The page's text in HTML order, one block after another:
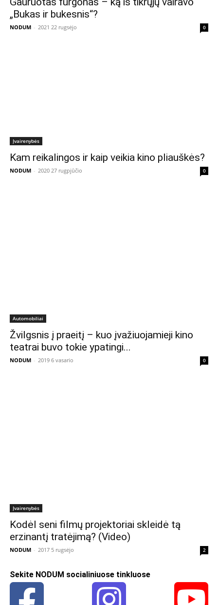
„Bukas ir bukesnis“?
NODUM - 2021 22 rugsėjo 0
Įvairenybės
Kam reikalingos ir kaip veikia kino pliauškės?
NODUM - 2020 27 rugpjūčio 0
Automobiliai
Žvilgsnis į praeitį – kuo įvažiuojamieji kino
teatrai buvo tokie ypatingi...
NODUM - 2019 6 vasario 0
Įvairenybės
Kodėl seni filmų projektoriai skleidė tą
erzinantį tratėjimą? (Video)
NODUM - 2017 5 rugsėjo 2
Sekite NODUM socialiniuose tinkluose